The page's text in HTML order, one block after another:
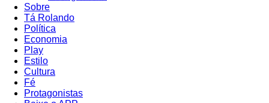
Sobre
Tá Rolando
Política
Economia
Play
Estilo
Cultura
Fé
Protagonistas